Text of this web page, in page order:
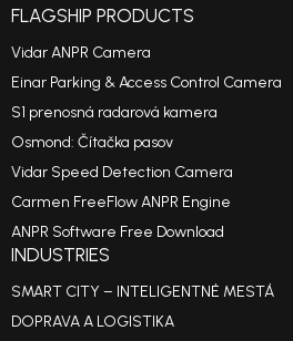
FLAGSHIP PRODUCTS
Vidar ANPR Camera
Einar Parking & Access Control Camera
S1 prenosná radarová kamera
Osmond: Čítačka pasov
Vidar Speed Detection Camera
Carmen FreeFlow ANPR Engine
ANPR Software Free Download
INDUSTRIES
SMART CITY – INTELIGENTNÉ MESTÁ
DOPRAVA A LOGISTIKA